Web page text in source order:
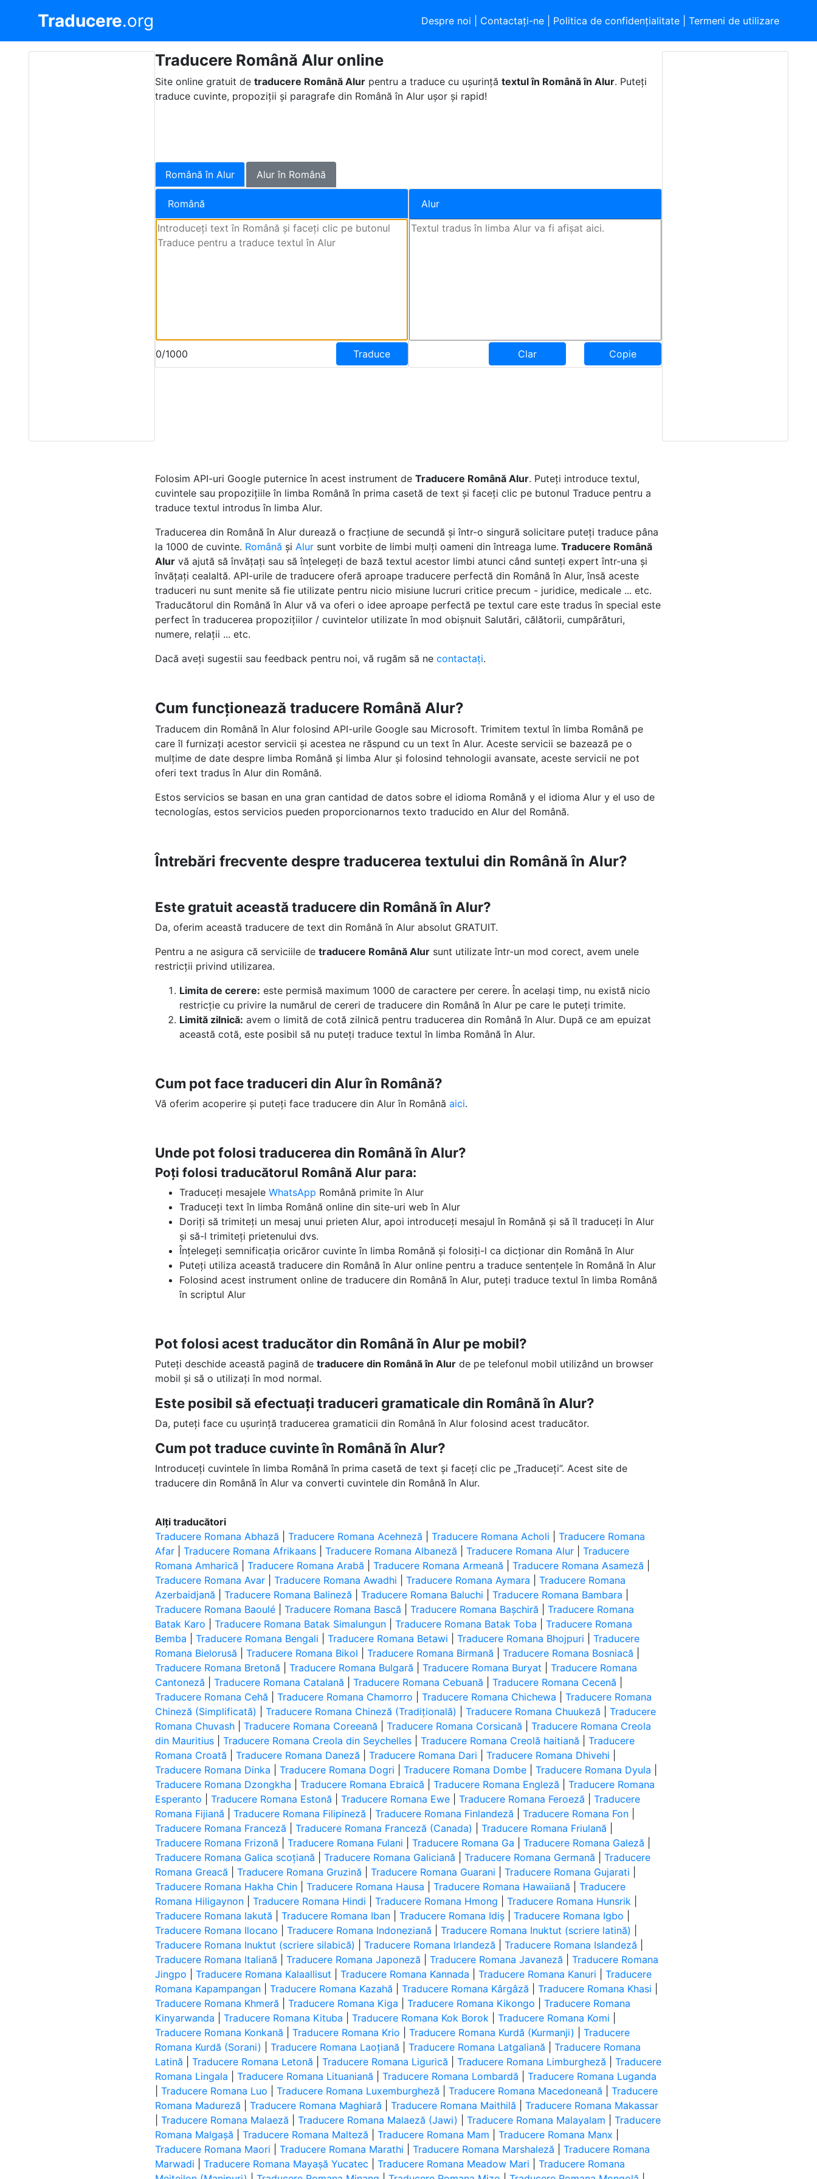
Traducere.org Despre noi Contactaţi-ne Politica de confidențialitate |Termeni de utilizare
Traducere Română Alur online
Site online gratuit detraducere Română Alur pentru a traduce cu ușurințătextul în Română în Alur. Puteți
traduce cuvinte, propoziții și paragrafe din Română în Alur ușor și rapid!
Română în Alur Alur în Română
Română
0/1000 Traduce
Alur
Clar Copie
Folosim API-uri Google puternice în acest instrument deTraducere Română Alur. Puteți introduce textul,
cuvintele sau propozițiile în limba Română în prima casetă de text și faceți clic pe butonul Traduce pentru a
traduce textul introdus în limba Alur.
Traducerea din Română în Alur durează o fracțiune de secundă și într-o singură solicitare puteți traduce pâna
la 1000 de cuvinte. Română șiAlur sunt vorbite de limbi mulți oameni din întreaga lume. Traducere Română
Alur vă ajută să învățați sau să înțelegeți de bază textul acestor limbi atunci când sunteți expert într-una și
învățați cealaltă. API-urile de traducere oferă aproape traducere perfectă din Română în Alur, însă aceste
traduceri nu sunt menite să fie utilizate pentru nicio misiune lucruri critice precum - juridice, medicale ... etc.
Traducătorul din Română în Alur vă va oferi o idee aproape perfectă pe textul care este tradus în special este
perfect în traducerea propozițiilor / cuvintelor utilizate în mod obișnuit Salutări, călătorii, cumpărături,
numere, relații ... etc.
Dacă aveți sugestii sau feedback pentru noi, vă rugăm să necontactați.
Cum funcționează traducere Română Alur?
Traducem din Română în Alur folosind API-urile Google sau Microsoft. Trimitem textul în limba Română pe
care îl furnizați acestor servicii și acestea ne răspund cu un text în Alur. Aceste servicii se bazează pe o
mulțime de date despre limba Română și limba Alur și folosind tehnologii avansate, aceste servicii ne pot
oferi text tradus în Alur din Română.
Estos servicios se basan en una gran cantidad de datos sobre el idioma Română y el idioma Alur y el uso de
tecnologías, estos servicios pueden proporcionarnos texto traducido en Alur del Română.
Întrebări frecvente despre traducerea textului din Română în Alur?
Este gratuit această traducere din Română în Alur?
Da, oferim această traducere de text din Română în Alur absolut GRATUIT.
Pentru a ne asigura că serviciile detraducere Română Alur sunt utilizate într-un mod corect, avem unele
restricții privind utilizarea.
Limita de cerere: este permisă maximum 1000 de caractere per cerere. În același timp, nu există nicio
restricție cu privire la numărul de cereri de traducere din Română în Alur pe care le puteți trimite.
Limită zilnică: avem o limită de cotă zilnică pentru traducerea din Română în Alur. După ce am epuizat
această cotă, este posibil să nu puteți traduce textul în limba Română în Alur.
Cum pot face traduceri din Alur în Română?
Vă oferim acoperire și puteți face traducere din Alur în Românăaici.
Unde pot folosi traducerea din Română în Alur?
Poți folosi traducătorul Română Alur para:
Traduceți mesajeleWhatsApp Română primite în Alur
Traduceți text în limba Română online din site-uri web în Alur
Doriți să trimiteți un mesaj unui prieten Alur, apoi introduceți mesajul în Română și să îl traduceți în Alur
și să-l trimiteți prietenului dvs.
Înțelegeți semnificația oricăror cuvinte în limba Română și folosiți-l ca dicționar din Română în Alur
Puteți utiliza această traducere din Română în Alur online pentru a traduce sentențele în Română în Alur
Folosind acest instrument online de traducere din Română în Alur, puteți traduce textul în limba Română
în scriptul Alur
Pot folosi acest traducător din Română în Alur pe mobil?
Puteți deschide această pagină detraducere din Română în Alur de pe telefonul mobil utilizând un browser
mobil și să o utilizați în mod normal.
Este posibil să efectuați traduceri gramaticale din Română în Alur?
Da, puteți face cu ușurință traducerea gramaticii din Română în Alur folosind acest traducător.
Cum pot traduce cuvinte în Română în Alur?
Introduceți cuvintele în limba Română în prima casetă de text și faceți clic pe „Traduceți”. Acest site de
traducere din Română în Alur va converti cuvintele din Română în Alur.
Alți traducători
Traducere Romana Abhază |Traducere Romana Acehneză |Traducere Romana Acholi |Traducere Romana
Afar |Traducere Romana Afrikaans |Traducere Romana Albaneză |Traducere Romana Alur |Traducere
Romana Amharică |Traducere Romana Arabă |Traducere Romana Armeană |Traducere Romana Asameză
Traducere Romana Avar |Traducere Romana Awadhi |Traducere Romana Aymara |Traducere Romana
Azerbaidjană |Traducere Romana Balineză |Traducere Romana Baluchi |Traducere Romana Bambara
Traducere Romana Baoulé |Traducere Romana Bască |Traducere Romana Bașchiră |Traducere Romana
Batak Karo |Traducere Romana Batak Simalungun |Traducere Romana Batak Toba |Traducere Romana
Bemba |Traducere Romana Bengali |Traducere Romana Betawi |Traducere Romana Bhojpuri |Traducere
Romana Bielorusă |Traducere Romana Bikol |Traducere Romana Birmană |Traducere Romana Bosniacă
Traducere Romana Bretonă |Traducere Romana Bulgară |Traducere Romana Buryat |Traducere Romana
Cantoneză |Traducere Romana Catalană |Traducere Romana Cebuană |Traducere Romana Cecenă
Traducere Romana Cehă |Traducere Romana Chamorro |Traducere Romana Chichewa |Traducere Romana
Chineză (Simplificată)
|Traducere Romana Chineză (Tradițională) |Traducere Romana Chuukeză |Traducere
Romana Chuvash |Traducere Romana Coreeană |Traducere Romana Corsicană |Traducere Romana Creola
din Mauritius |Traducere Romana Creola din Seychelles |Traducere Romana Creolă haitiană |Traducere
Romana Croată |Traducere Romana Daneză |Traducere Romana Dari |Traducere Romana Dhivehi
Traducere Romana Dinka |Traducere Romana Dogri |Traducere Romana Dombe |Traducere Romana Dyula
Traducere Romana Dzongkha |Traducere Romana Ebraică |Traducere Romana Engleză |Traducere Romana
Esperanto |Traducere Romana Estonă |Traducere Romana Ewe |Traducere Romana Feroeză |Traducere
Romana Fijiană |Traducere Romana Filipineză |Traducere Romana Finlandeză |Traducere Romana Fon
Traducere Romana Franceză |Traducere Romana Franceză (Canada) |Traducere Romana Friulană
Traducere Romana Frizonă |Traducere Romana Fulani |Traducere Romana Ga |Traducere Romana Galeză
Traducere Romana Galica scoțiană |Traducere Romana Galiciană |Traducere Romana Germană |Traducere
Romana Greacă |Traducere Romana Gruzină |Traducere Romana Guarani |Traducere Romana Gujarati
Traducere Romana Hakha Chin |Traducere Romana Hausa |Traducere Romana Hawaiiană |Traducere
Romana Hiligaynon |Traducere Romana Hindi |Traducere Romana Hmong |Traducere Romana Hunsrik
Traducere Romana Iakută |Traducere Romana Iban |Traducere Romana Idiș |Traducere Romana Igbo
Traducere Romana Ilocano |Traducere Romana Indoneziană |Traducere Romana Inuktut (scriere latină)
Traducere Romana Inuktut (scriere silabică)
|Traducere Romana Irlandeză |Traducere Romana Islandeză
Traducere Romana Italiană |Traducere Romana Japoneză |Traducere Romana Javaneză |Traducere Romana
Jingpo |Traducere Romana Kalaallisut |Traducere Romana Kannada |Traducere Romana Kanuri |Traducere
Romana Kapampangan |Traducere Romana Kazahă |Traducere Romana Kârgâză |Traducere Romana Khasi
Traducere Romana Khmeră |Traducere Romana Kiga |Traducere Romana Kikongo |Traducere Romana
Kinyarwanda |Traducere Romana Kituba |Traducere Romana Kok Borok |Traducere Romana Komi
Traducere Romana Konkană |Traducere Romana Krio |Traducere Romana Kurdă (Kurmanji) |Traducere
Romana Kurdă (Sorani)
|Traducere Romana Laoțiană |Traducere Romana Latgaliană |Traducere Romana
Latină |Traducere Romana Letonă |Traducere Romana Ligurică |Traducere Romana Limburgheză |Traducere
Romana Lingala |Traducere Romana Lituaniană |Traducere Romana Lombardă |Traducere Romana Luganda
|Traducere Romana Luo |Traducere Romana Luxemburgheză |Traducere Romana Macedoneană |Traducere
Romana Madureză |Traducere Romana Maghiară |Traducere Romana Maithilă |Traducere Romana Makassar
|Traducere Romana Malaeză |Traducere Romana Malaeză (Jawi) |Traducere Romana Malayalam |Traducere
Romana Malgașă |Traducere Romana Malteză |Traducere Romana Mam |Traducere Romana Manx
Traducere Romana Maori |Traducere Romana Marathi |Traducere Romana Marshaleză |Traducere Romana
Marwadi |Traducere Romana Mayașă Yucatec |Traducere Romana Meadow Mari |Traducere Romana